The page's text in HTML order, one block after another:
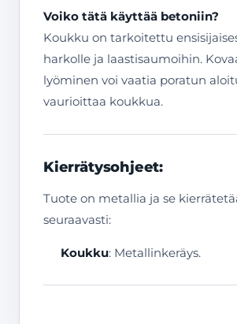
Voiko tätä käyttää betoniin?
Koukku on tarkoitettu
harkolle ja laastisaumoihin.
lyöminen voi vaatia poratun
vaurioittaa koukkua.
Kierrätysohjeet:
Tuote on metallia ja se
seuraavasti:
Koukku: Metallinkeräys.